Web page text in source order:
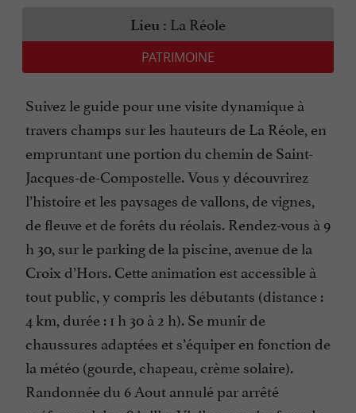
Lieu : La Réole
PATRIMOINE
Suivez le guide pour une visite dynamique à
travers champs sur les hauteurs de La Réole, en
empruntant une portion du chemin de Saint-
Jacques-de-Compostelle. Vous y découvrirez
l’histoire et les paysages de vallons, de vignes,
de fleuve et de forêts du réolais. Rendez-vous à 9
h 30, sur le parking de la piscine, avenue de la
Croix d’Hors. Cette animation est accessible à
tout public, y compris les débutants (distance :
4 km, durée : 1 h 30 à 2 h). Se munir de
chaussures adaptées et s’équiper en fonction de
la météo (gourde, chapeau, crème solaire).
Randonnée du 6 Aout annulé par arrêté